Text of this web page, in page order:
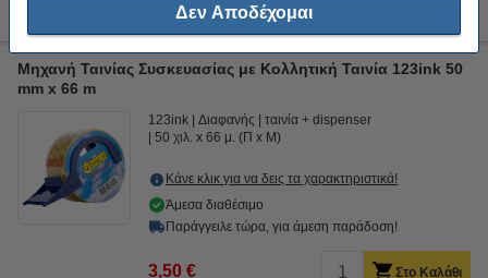
Δεν Αποδέχομαι
Μηχανή Ταινίας Συσκευασίας με Κολλητική Ταινία 123ink 50
mm x 66 m
123ink Διαφανής
ταινία + dispenser
50 χιλ. x 66 μ. (Π x Μ)
Κάνε κλικ για να δεις τα χαρακτηριστικά!
Άμεσα διαθέσιμο
Παράγγειλε τώρα, για άμεση παράδοση!
3,50 € Στο Καλάθι